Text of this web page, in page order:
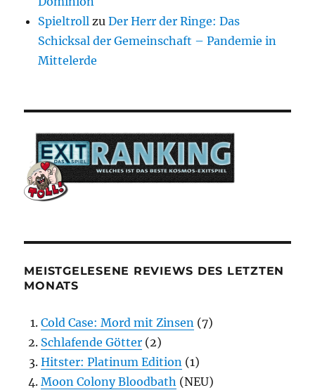
Spieltroll zuDer Herr der Ringe: Das
Schicksal der Gemeinschaft – Pandemie in
Mittelerde
MEISTGELESENE REVIEWS DES LETZTEN
MONATS
Cold Case: Mord mit Zinsen (7)
Schlafende Götter (2)
Hitster: Platinum Edition (1)
Moon Colony Bloodbath (NEU)